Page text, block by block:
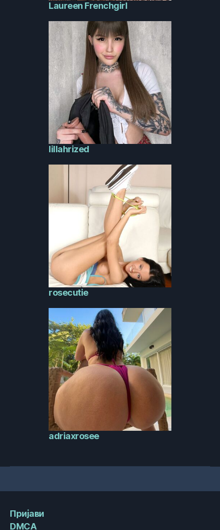
Laureen Frenchgirl
lillahrized
rosecutie
adriaxrosee
Пријави
DMCA